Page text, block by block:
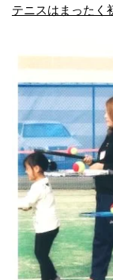
テニスはまったく